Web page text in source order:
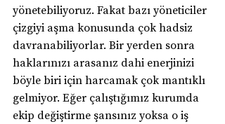
yönetebiliyoruz. Fakat bazı yöneticiler
çizgiyi aşma konusunda çok hadsiz
davranabiliyorlar. Bir yerden sonra
haklarınızı arasanız dahi enerjinizi
böyle biri için harcamak çok mantıklı
gelmiyor. Eğer çalıştığımız kurumda
ekip değiştirme şansınız yoksa o iş